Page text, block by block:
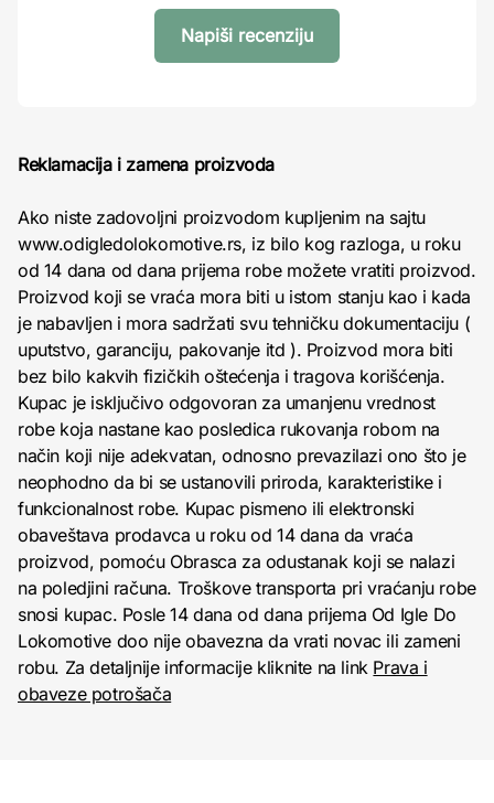
Napiši recenziju
Reklamacija i zamena proizvoda
Ako niste zadovoljni proizvodom kupljenim na sajtu
www.odigledolokomotive.rs, iz bilo kog razloga, u roku
od 14 dana od dana prijema robe možete vratiti proizvod.
Proizvod koji se vraća mora biti u istom stanju kao i kada
je nabavljen i mora sadržati svu tehničku dokumentaciju (
uputstvo, garanciju, pakovanje itd ). Proizvod mora biti
bez bilo kakvih fizičkih oštećenja i tragova korišćenja.
Kupac je isključivo odgovoran za umanjenu vrednost
robe koja nastane kao posledica rukovanja robom na
način koji nije adekvatan, odnosno prevazilazi ono što je
neophodno da bi se ustanovili priroda, karakteristike i
funkcionalnost robe. Kupac pismeno ili elektronski
obaveštava prodavca u roku od 14 dana da vraća
proizvod, pomoću Obrasca za odustanak koji se nalazi
na poledjini računa. Troškove transporta pri vraćanju robe
snosi kupac. Posle 14 dana od dana prijema Od Igle Do
Lokomotive doo nije obavezna da vrati novac ili zameni
robu. Za detaljnije informacije kliknite na link Prava i
obaveze potrošača